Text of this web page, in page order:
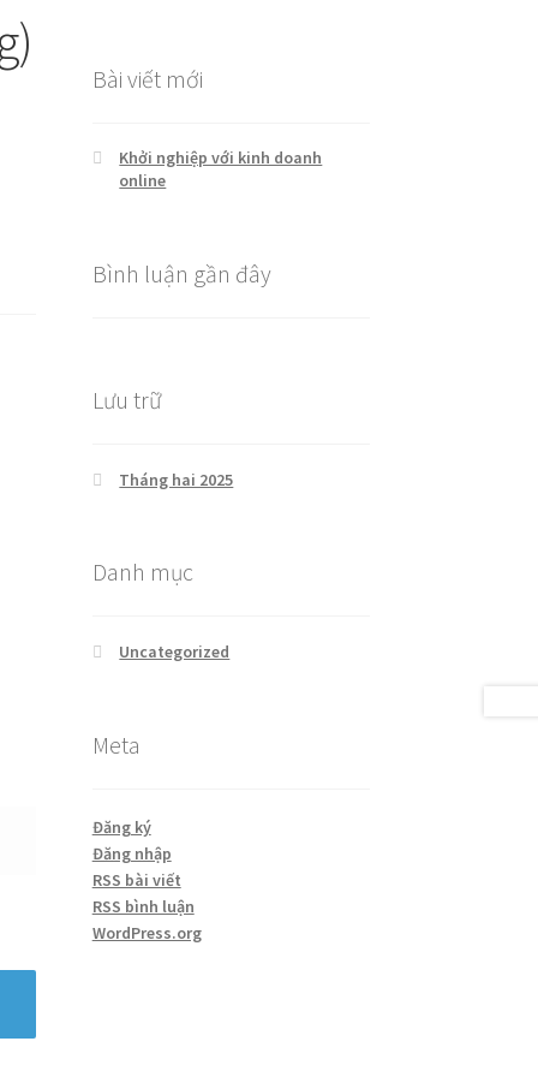
Bài viết mới
Khởi nghiệp với kinh doanh
online
Bình luận gần đây
Lưu trữ
Tháng hai 2025
Danh mục
Uncategorized
Meta
Đăng ký
Đăng nhập
RSS bài viết
RSS bình luận
WordPress.org